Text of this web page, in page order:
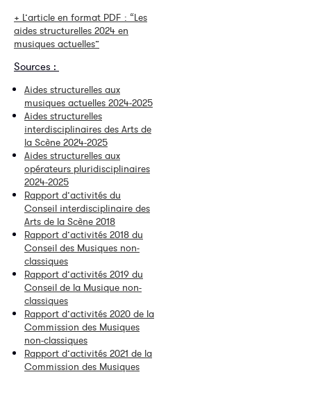
+ L’article en format PDF : “Les
aides structurelles 2024 en
musiques actuelles”
Sources :
Aides structurelles aux
musiques actuelles 2024-2025
Aides structurelles
interdisciplinaires des Arts de
la Scène 2024-2025
Aides structurelles aux
opérateurs pluridisciplinaires
2024-2025
Rapport d’activités du
Conseil interdisciplinaire des
Arts de la Scène 2018
Rapport d’activités 2018 du
Conseil des Musiques non-
classiques
Rapport d’activités 2019 du
Conseil de la Musique non-
classiques
Rapport d’activités 2020 de la
Commission des Musiques
non-classiques
Rapport d’activités 2021 de la
Commission des Musiques